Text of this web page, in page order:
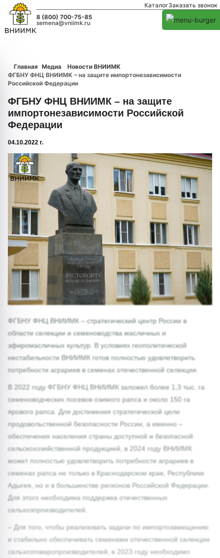
КаталогЗаказать звонок
8 (800) 700-75-85
semena@vniimk.ru
Главная Медиа
Новости ВНИИМК
ФГБНУ ФНЦ ВНИИМК – на защите импортонезависимости
Российской Федерации
ФГБНУ ФНЦ ВНИИМК – на защите
импортонезависимости Российской
Федерации
04.10.2022 г.
ФГБНУ ФНЦ ВНИИМК – стратегический центр России в
области селекции и семеноводства масличных и
эфиромасличных культур. В условиях геополитической
нестабильности ВНИИМК готов полностью удовлетворить
потребности аграриев в семенах отечественной селекции.
В 2022 году ФГБНУ ФНЦ ВНИИМК заложил более 1,3 тыс. га
семеноводческих посевов озимого рапса и около 150 га
ярового рапса. Для достижения стратегической цели
продовольственной безопасности России, а именно –
обеспечения населения страны доступной и безопасной
сельскохозяйственной продукцией, в 2024 году ВНИИМК
может полностью удовлетворить потребности аграриев в
семенах рапса не только в Краснодарском крае, Республике
Адыгея, но и в большинстве регионов Российской Федерации.
Для этого необходима поддержка отечественных
сельхозпроизводителей.
– Для того, чтобы реализовать задачи по импортозамещению
и стабильно обеспечивать семенами отечественной селекции
сельхозтоваропроизводителей, в 2023 году необходимо